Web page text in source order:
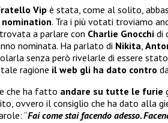
Vip è stata, come al solito,
nomination. Tra i più votati troviamo
a parlare con Charlie Gnocchi di
nominata. Ha parlato di Nikita,
senza però rivelarle di essere stato
tale ragione il web gli ha dato contro
che ha fatto andare su tutte le furie
ovvero il consiglio che ha dato alla
“Fai come stai facendo adesso.